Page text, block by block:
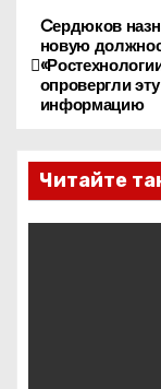
Н
а
и
г
Cердюков
новую
опровергли эту
информацию
Читайте